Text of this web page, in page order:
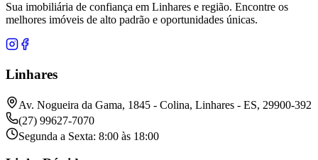
Sua imobiliária de confiança em Linhares e região. Encontre os
melhores imóveis de alto padrão e oportunidades únicas.
Linhares
Av. Nogueira da Gama, 1845 - Colina, Linhares - ES, 29900-392
(27) 99627-7070
Segunda a Sexta: 8:00 às 18:00